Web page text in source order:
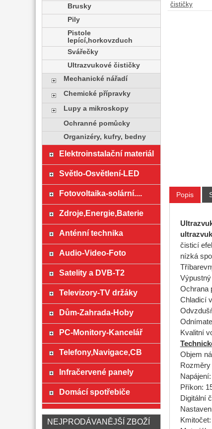
čističky
Popis
čisticí
nízká
Výpustný
Ochrana
Chladicí
Kvalitní
Objem
Příkon:
Digitální
Brusky
Pily
Pistole
lepící,horkovzduch
Svářečky
Ultrazvukové čističky
Mechanické nářadí
Chemické přípravky
Lupy a mikroskopy
Ochranné pomůcky
Organizéry, kufry, bedny
Elektroinstalační materiál
Světlo-Osvětlení-LED
Fotovoltaika-solární....
Zdroje,Energie,Baterie
Anténní technika
Audio-Video-Foto
Satelity a DVB-T2
Televizory-TV držáky
Dům-Zahrada-Hoby
PC-Monitory-Kancelář
Telefony,Navigace,CB
Infračervené panely
Domácí spotřebiče
NEJPRODÁVANĚJŠÍ ZBOŽÍ